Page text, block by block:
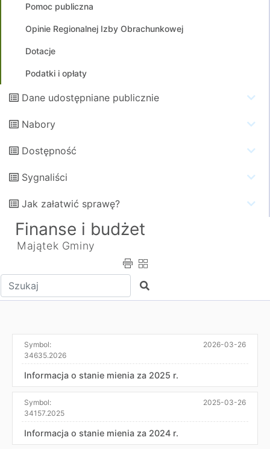
Pomoc publiczna
Opinie Regionalnej Izby Obrachunkowej
Dotacje
Podatki i opłaty
Dane udostępniane publicznie
Nabory
Dostępność
Sygnaliści
Jak załatwić sprawę?
Finanse i budżet
Majątek Gminy
Wpisz tekst do wyszukania Szukaj
Symbol:
34635.2026
2026-03-26
Informacja o stanie mienia za 2025 r.
Symbol:
34157.2025
2025-03-26
Informacja o stanie mienia za 2024 r.